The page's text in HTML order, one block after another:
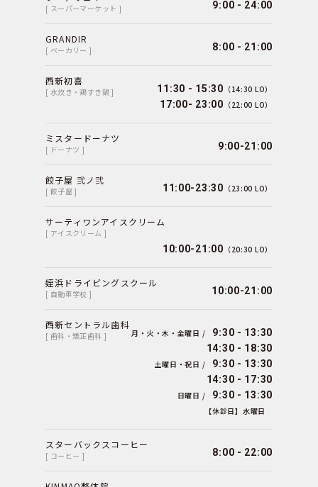
[ スーパーマーケット ] 9:00 - 24:00
GRANDIR
[ ベーカリー ] 8:00 - 21:00
西新初喜
[ 水炊き・鶏すき鍋 ] 11:30 - 15:30 （14:30 LO）
17:00- 23:00 （22:00 LO）
ミスタードーナツ
[ ドーナツ ] 9:00-21:00
餃子屋 弐ノ弐
[ 餃子屋 ] 11:00-23:30 （23:00 LO）
サーティワンアイスクリーム
[ アイスクリーム ]
10:00-21:00 （20:30 LO）
姪浜ドライビングスクール
[ 自動車学校 ] 10:00-21:00
西新セントラル歯科
[ 歯科・矯正歯科 ] 月・火・木・金曜日 /
9:30 - 13:30
14:30 - 18:30
土曜日・祝日 /
9:30 - 13:30
14:30 - 17:30
日曜日 / 9:30 - 13:30
【休診日】水曜日
スターバックスコーヒー
[ コーヒー ] 8:00 - 22:00